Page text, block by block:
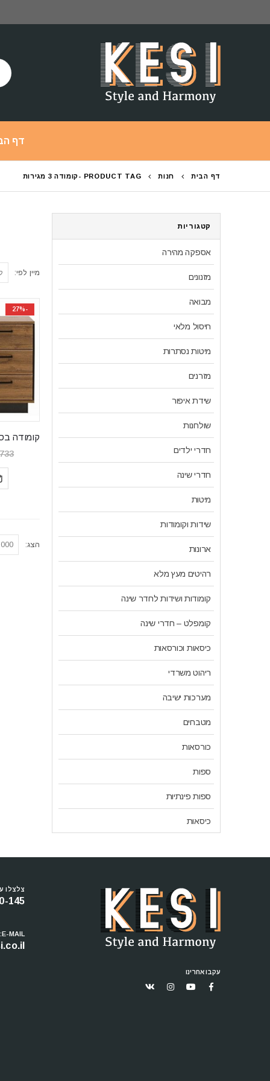
דף
דף הבית חנות PRODUCT TAG - קומודה 3 מגירות
מיין לפי:
-27%
הצג:
קטגוריות
אספקה מהירה
מזנונים
מבואה
חיסול מלאי
מיטות נסתרות
מזרנים
שידת איפור
שולחנות
חדרי ילדים
חדרי שינה
מיטות
שידות וקומודות
ארונות
רהיטים מעץ מלא
קומודות ושידות לחדר שינה
קומפלט – חדרי שינה
כיסאות וכורסאות
ריהוט משרדי
מערכות ישיבה
מטבחים
כורסאות
ספות
ספות פינתיות
כיסאות
עקבו אחרינו
צלצלו
145
E-MAIL: